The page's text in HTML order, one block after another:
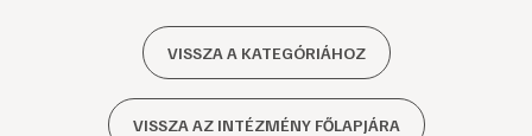
VISSZA A KATEGÓRIÁHOZ
VISSZA AZ INTÉZMÉNY FŐLAPJÁRA